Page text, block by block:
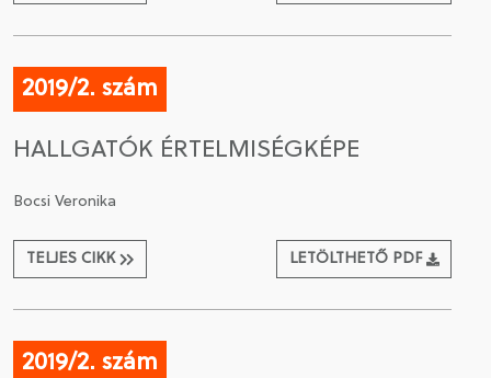
2019/2. szám
HALLGATÓK ÉRTELMISÉGKÉPE
Bocsi Veronika
TELJES CIKK LETÖLTHETŐ PDF
2019/2. szám